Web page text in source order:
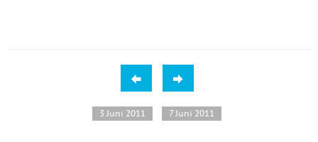
3 Juni 2011 7 Juni 2011